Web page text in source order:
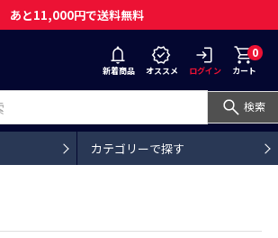
あと11,000円で送料無料
新着商品 オススメ ログイン
0
カート
検索
カテゴリーで探す